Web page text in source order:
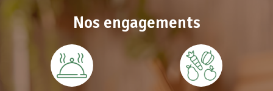
Nos engagements